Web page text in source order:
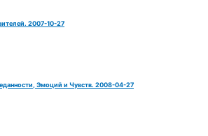
2007-10-27
Эмоций и Чувств. 2008-04-27